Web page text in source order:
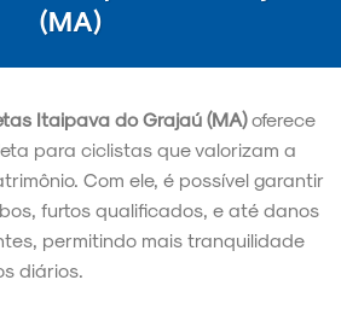
(MA)
Itaipava do Grajaú (MA)oferece
para ciclistas que valorizam a
Com ele, é possível garantir
furtos qualificados, e até danos
permitindo mais tranquilidade
diários.